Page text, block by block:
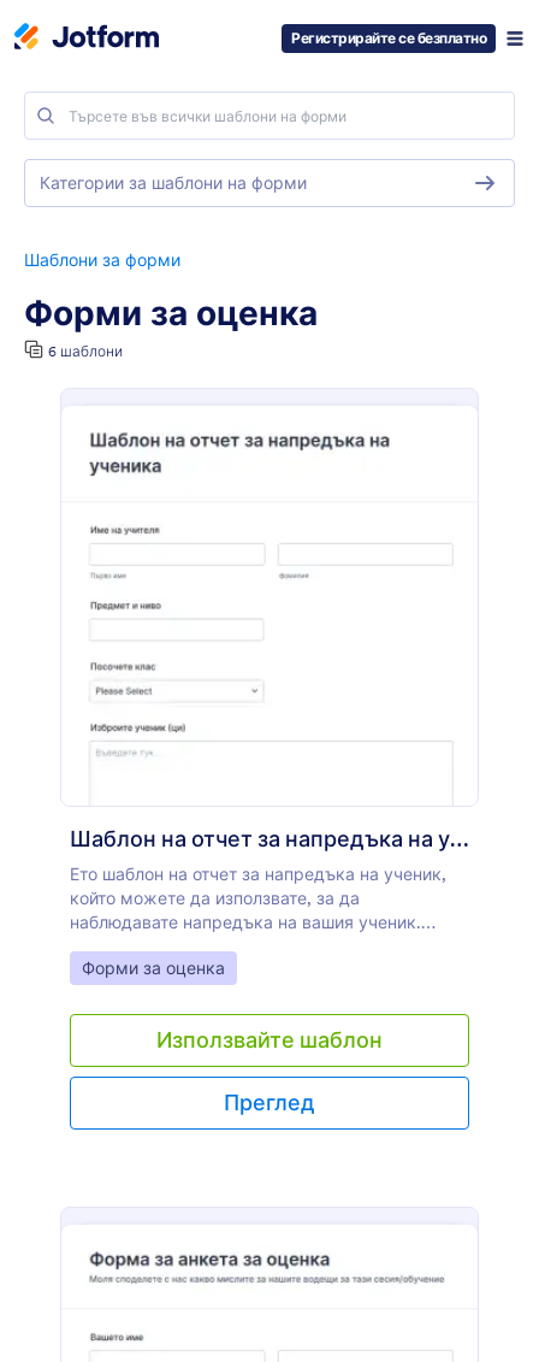
Регистрирайте се безплатно
Шаблони за форми
Форми за оценка
6 шаблони
Шаблон на отчет за напредъка на ученик
Ето шаблон на отчет за напредъка на ученик,
който можете да използвате, за да
наблюдавате напредъка на вашия ученик.
Въпреки че има много формати за отчети за
напредъка на ученика, този шаблон би бил
персонализиран. Примерната форма на отчета
за напредъка на ученик съдържа въпроси,
които ще помогнат за подобряване на
представянето на вашия ученик за
академичните му способности, фокус
Go to Category:
Форми за оценка
Използвайте шаблон
Преглед
Категории за шаблони на форми